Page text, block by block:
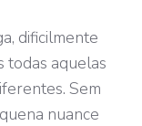
dificilmente
todas aquelas
Sem
nuance